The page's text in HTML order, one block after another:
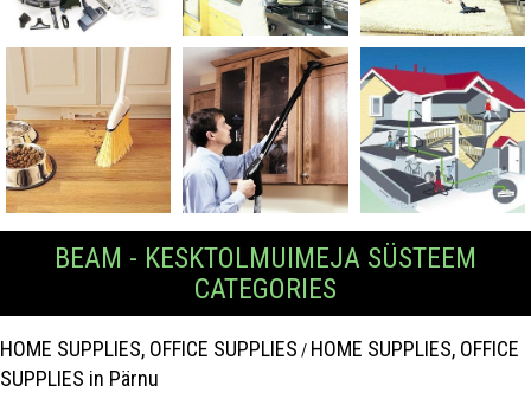
BEAM - KESKTOLMUIMEJA SÜSTEEM
CATEGORIES
HOME SUPPLIES, OFFICE SUPPLIES / HOME SUPPLIES, OFFICE
SUPPLIES in Pärnu